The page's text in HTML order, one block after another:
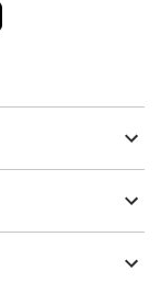
か私にくださ